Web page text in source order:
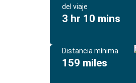
del viaje
3 hr 10 mins
Distancia mínima
159 miles